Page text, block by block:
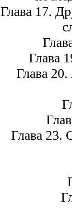
Глава 17.
Глава
Глава
Глава 23.